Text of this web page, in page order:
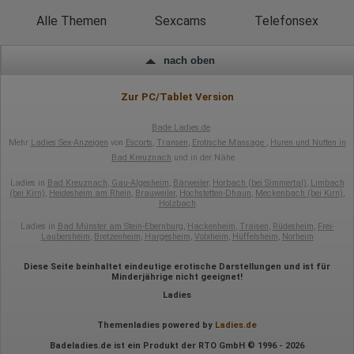
Hotjar
Wir nutzen Hotjar als Webanalysedient. Es wird verwendet, um
Daten über das Benutzerverhalten zu sammeln. Hotjar kann
Informationen verarbeiten.
Datum und Uhrzeit des Besuchs
Gerätetyp
Mausbewegungen
Besuchte Seiten
Bildschirmauflösung
Eindeutige Gerätekennung
Domain-Name
Alle Themen Sexcams Telefonsex
nach oben
Zur PC/Tablet Version
Bade Ladies.de
Mehr Ladies Sex-Anzeigen von Escorts, Transen, Erotische Massage , Huren und Nutten in
Bad Kreuznach und in der Nähe
Ladies in Bad Kreuznach, Gau-Algesheim, Bärweiler, Horbach (bei Simmertal), Limbach
(bei Kirn), Heidesheim am Rhein, Brauweiler, Hochstetten-Dhaun, Meckenbach (bei Kirn),
Holzbach
Ladies in Bad Münster am Stein-Ebernburg, Hackenheim, Traisen, Rüdesheim, Frei-
Laubersheim, Bretzenheim, Hargesheim, Volxheim, Hüffelsheim, Norheim
Diese Seite beinhaltet eindeutige erotische Darstellungen und ist für
Minderjährige nicht geeignet!
Ladies
Themenladies powered by Ladies.de
Badeladies.de ist ein Produkt der RTO GmbH © 1996 - 2026